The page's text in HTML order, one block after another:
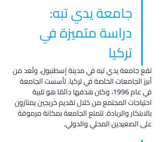
جامعة يدي تبه:
دراسة متميزة في
تركيا
تقع جامعة يدي تبه في مدينة إسطنبول، وتُعد من
أبرز الجامعات الخاصة في تركيا. تأسست الجامعة
في عام 1996، وكان هدفها دائمًا هو تلبية
احتياجات المجتمع من خلال تقديم خريجين يمتازون
بالابتكار والريادة. تتمتع الجامعة بمكانة مرموقة
على الصعيدين المحلي والدولي.